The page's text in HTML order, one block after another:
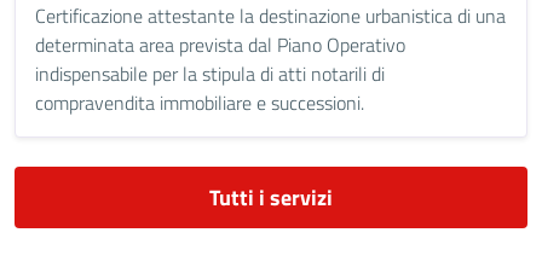
Certificazione attestante la destinazione urbanistica di una
determinata area prevista dal Piano Operativo
indispensabile per la stipula di atti notarili di
compravendita immobiliare e successioni.
Tutti i servizi